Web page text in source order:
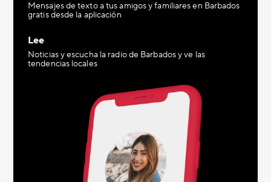
Mensajes de texto a tus amigos y familiares en Barbados
gratis desde la aplicación
Lee
Noticias y escucha la radio de Barbados y ve las
tendencias locales